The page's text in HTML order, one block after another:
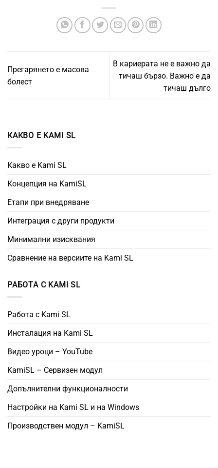
Прегарянето е масова
болест
В кариерата не е важно да
тичаш бързо. Важно е да
тичаш дълго
КАКВО Е KAMI SL
Какво е Kami SL
Концепция на KamiSL
Етапи при внедряване
Интеграция с други продукти
Минимални изисквания
Сравнение на версиите на Kami SL
РАБОТА С KAMI SL
Работа с Kami SL
Инсталация на Kami SL
Видео уроци – YouTube
KamiSL – Сервизен модул
Допълнителни функционалности
Настройки на Kami SL и на Windows
Производствен модул – KamiSL